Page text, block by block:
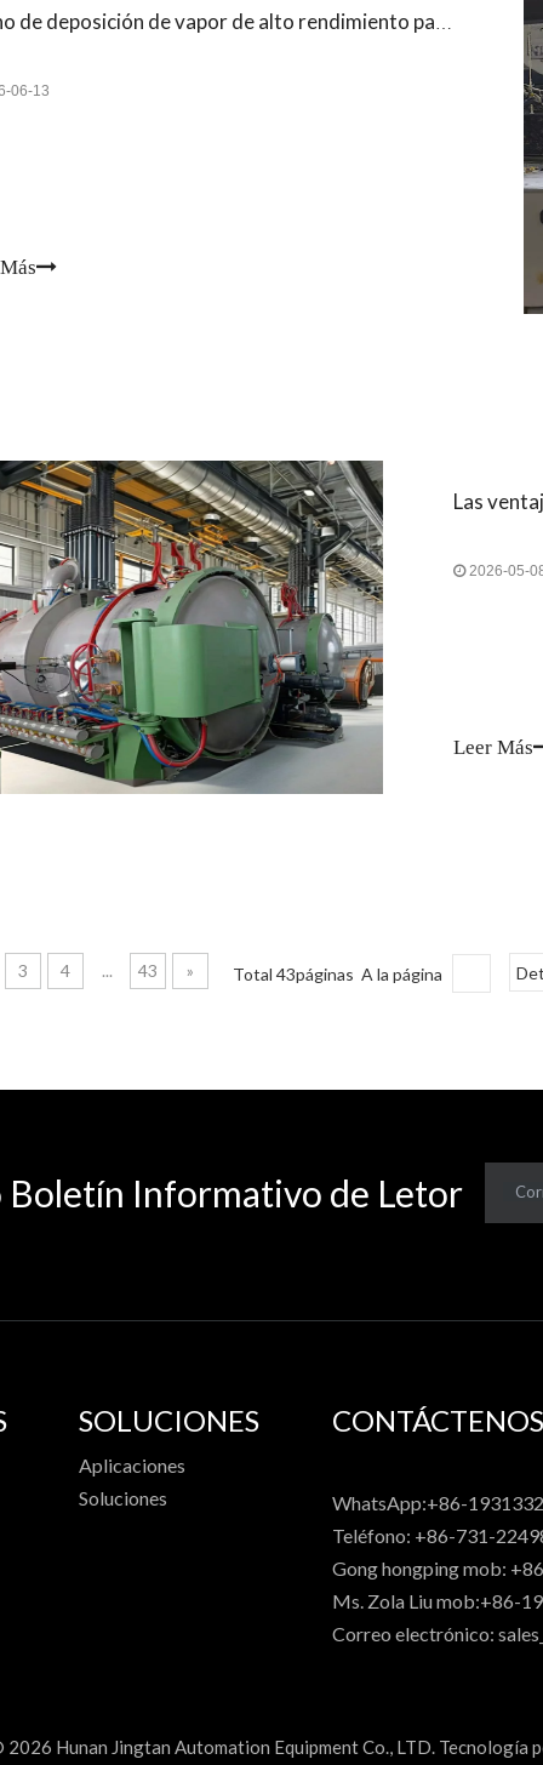
Horno de deposición de vapor de alto rendimiento para procesamiento avanzado de CVD
06-13
2026-05-
Leer Más
3 4 ... 43 » Total 43páginas A la página
Boletín Informativo de Letor
SOLUCIONES
Aplicaciones
Soluciones
CONTÁCTENOS
WhatsApp:+86-
Teléfono: +86-731-
Gong hongping mob:
Ms. Zola Liu mob:+86-
Correo electrónico:
2026 Hunan Jingtan Automation Equipment Co., LTD. Tecnología